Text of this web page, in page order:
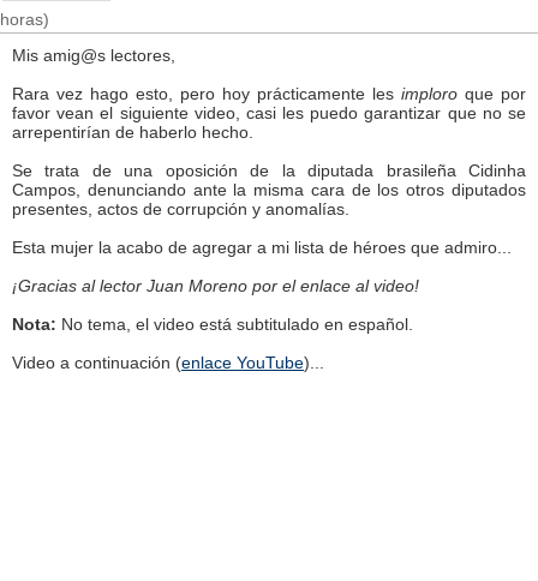
horas)
Mis amig@s lectores,
Rara vez hago esto, pero hoy prácticamente les imploro que por
favor vean el siguiente video, casi les puedo garantizar que no se
arrepentirían de haberlo hecho.
Se trata de una oposición de la diputada brasileña Cidinha
Campos, denunciando ante la misma cara de los otros diputados
presentes, actos de corrupción y anomalías.
Esta mujer la acabo de agregar a mi lista de héroes que admiro...
¡Gracias al lector Juan Moreno por el enlace al video!
Nota: No tema, el video está subtitulado en español.
Video a continuación (enlace YouTube)...